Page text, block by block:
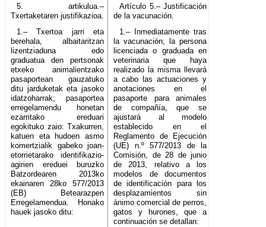
5. artikulua.–
Txertaketaren justifikazioa.
Artículo 5.– Justificación
de la vacunación.
1.– Txertoa jarri eta
berehala, albaitaritzan
lizentziaduna edo
graduatua den pertsonak
etxeko animalientzako
pasaportean gauzatuko
ditu jarduketak eta jasoko
idatzoharrak; pasaportea
erregelamendu honetan
ezarritako ereduari
egokituko zaio: Txakurren,
katuen eta hudoen asmo
komertzialik gabeko joan-
etorrietarako identifikazio-
agirien ereduei buruzko
Batzordearen 2013ko
ekainaren 28ko 577/2013
(EB) Betearazpen
Erregelamendua. Honako
hauek jasoko ditu:
1.– Inmediatamente tras
la vacunación, la persona
licenciada o graduada en
veterinaria que haya
realizado la misma llevará
a cabo las actuaciones y
anotaciones en el
pasaporte para animales
de compañía, que se
ajustará al modelo
establecido en el
Reglamento de Ejecución
(UE) n.º 577/2013 de la
Comisión, de 28 de junio
de 2013, relativo a los
modelos de documentos
de identificación para los
desplazamientos sin
ánimo comercial de perros,
gatos y hurones, que a
continuación se detallan: